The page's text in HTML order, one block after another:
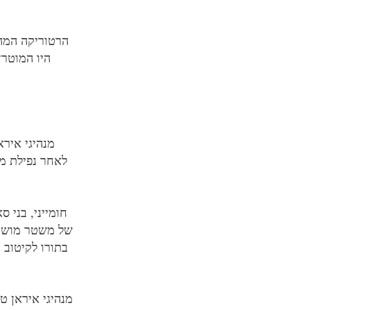
הרטוריקה
היו
מנהיגי
לאחר נפילת
חומייני,
של משטר
בתורו
מנהיגי